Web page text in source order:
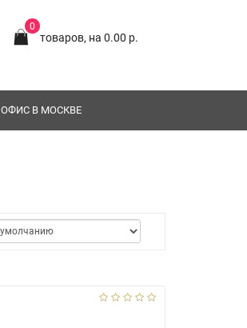
0
товаров, на 0.00 р.
ОФИС В МОСКВЕ